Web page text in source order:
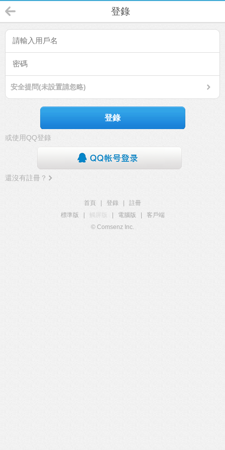
登錄
安全提問(未設置請忽略)
登錄
或使用QQ登錄
還沒有註冊？
首頁 登錄
註冊
標準版
觸屏版 電腦版
客戶端
© Comsenz Inc.